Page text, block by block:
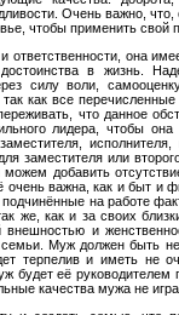
Очень важно,
чтобы применить свой
ответственности, она
в жизнь.
силу воли,
как все
что данное
лидера, чтобы
исполнителя,
заместителя или
добавить
очень важна, как и быт и
на работе
же, как и за своих
внешностью и
Муж должен быть
терпелив и иметь не
будет её руководителем
качества мужа не